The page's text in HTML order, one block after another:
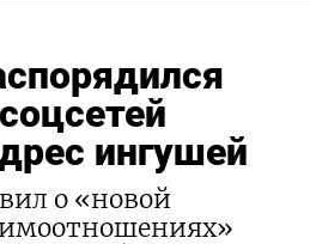
ингушей
о «новой